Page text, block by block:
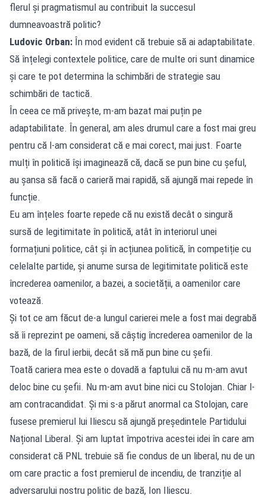
flerul și pragmatismul au contribuit la succesul
dumneavoastră politic?
Ludovic Orban: În mod evident că trebuie să ai adaptabilitate.
Să înțelegi contextele politice, care de multe ori sunt dinamice
și care te pot determina la schimbări de strategie sau
schimbări de tactică.
În ceea ce mă privește, m-am bazat mai puțin pe
adaptabilitate. În general, am ales drumul care a fost mai greu
pentru că l-am considerat că e mai corect, mai just. Foarte
mulți în politică își imaginează că, dacă se pun bine cu șeful,
au șansa să facă o carieră mai rapidă, să ajungă mai repede în
funcție.
Eu am înțeles foarte repede că nu există decât o singură
sursă de legitimitate în politică, atât în interiorul unei
formațiuni politice, cât și în acțiunea politică, în competiție cu
celelalte partide, și anume sursa de legitimitate politică este
încrederea oamenilor, a bazei, a societății, a oamenilor care
votează.
Și tot ce am făcut de-a lungul carierei mele a fost mai degrabă
să îi reprezint pe oameni, să câștig încrederea oamenilor de la
bază, de la firul ierbii, decât să mă pun bine cu șefii.
Toată cariera mea este o dovadă a faptului că nu m-am avut
deloc bine cu șefii. Nu m-am avut bine nici cu Stolojan. Chiar l-
am contracandidat. Și mi s-a părut anormal ca Stolojan, care
fusese premierul lui Iliescu să ajungă președintele Partidului
Național Liberal. Și am luptat împotriva acestei idei în care am
considerat că PNL trebuie să fie condus de un liberal, nu de un
om care practic a fost premierul de incendiu, de tranziție al
adversarului nostru politic de bază, Ion Iliescu.